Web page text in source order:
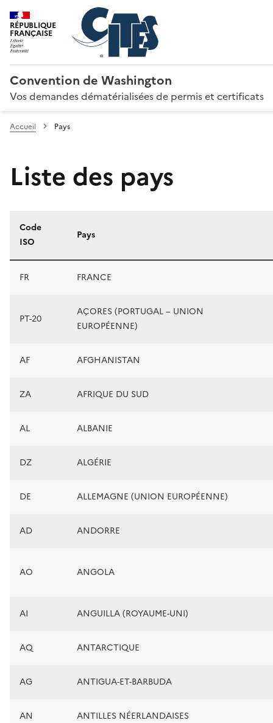
RÉPUBLIQUE
FRANÇAISE
Convention de Washington
Vos demandes dématérialisées de permis et certificats
Accueil Pays
Liste des pays
Liste des pays
Code
ISO
Pays
FR FRANCE
PT-20
AÇORES (PORTUGAL – UNION
EUROPÉENNE)
AF AFGHANISTAN
ZA AFRIQUE DU SUD
AL ALBANIE
DZ ALGÉRIE
DE ALLEMAGNE (UNION EUROPÉENNE)
AD ANDORRE
AO ANGOLA
AI ANGUILLA (ROYAUME-UNI)
AQ ANTARCTIQUE
AG ANTIGUA-ET-BARBUDA
AN ANTILLES NÉERLANDAISES